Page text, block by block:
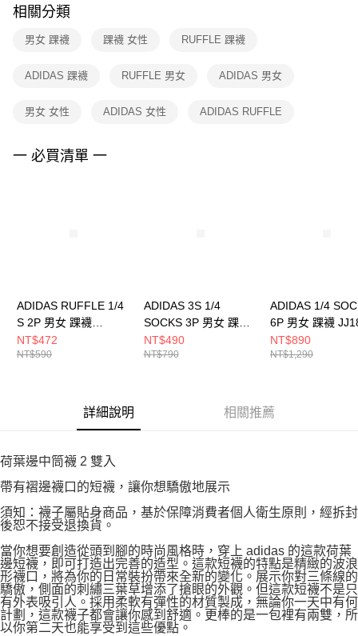
※ 交易是否成功請以「AFTEE先享後付 」之結帳頁面顯示為準，若有關於
是否繳費成功／繳費後需取消欲退款等相關疑問，請聯繫「AFTEE先享後付
客戶支援中心」
https://netprotections.freshdesk.com/support/home
１．透過由恩沛科技股份有限公司提供之「AFTEE先享後付」服務完成之交
權轉讓予恩沛科技股份有限公司。
３．未成年的使用者請事先徵得法定代理人或監護人之同意方可使用
「AFTEE先享後付」，若未經同意申辦者引起之損失，本公司不負相關責
相關分類
男女 踝襪 踝襪 女性 RUFFLE 踝襪
ADIDAS 踝襪 RUFFLE 男女 ADIDAS 男女
男女 女性 ADIDAS 女性 ADIDAS RUFFLE
一 必買清單 一
ADIDAS RUFFLE 1/4
S 2P 男女 踝襪
KD8367
NT$472
NT$590
ADIDAS 3S 1/4
SOCKS 3P 男女 踝襪
JV7426
NT$490
NT$790
ADIDAS 1/4
6P 男女 踝襪
NT$890
NT$1,290
詳細說明 相關推薦
荷葉邊中筒襪 2 雙入
帶有褶邊襪口的短襪，讓你想驕傲地展示
須知：襪子屬貼身商品，基於保障消費者個人衛生原則，經拆封
後恕不接受退換貨。
當你想要創造從頭到腳的時尚風格時，穿上 adidas 的這款荷葉
邊短襪，即可打造出完善的造型。這款短襪的特點是精緻的波浪
形襪口，將為你的日常裝扮帶來全新的變化。展示你對三條線的
驕傲，側面的刺繡三葉草增添了搶眼的外觀。但這款短襪不是只
有外表吸引人。採用柔軟有彈性的材質製成，無論你一天中有何
計劃，這款襪子都會讓你感到舒適。更棒的是一包裡有兩雙，所
以你第二天也能享受到這些優點。